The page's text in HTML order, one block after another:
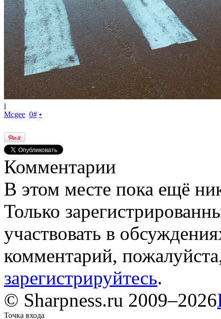
i
Mcgee 0# •
Комментарии
В этом месте пока ещё
Только
участвовать в
комментарий,
зарегистрируйтесь.
© Sharpness.ru 2009–2026
Точка входа